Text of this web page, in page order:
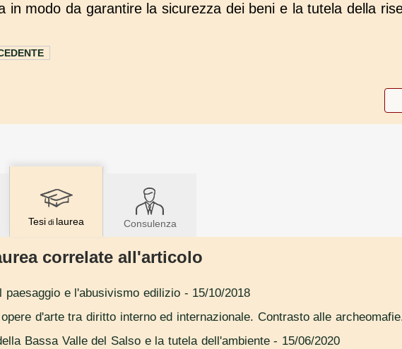
in modo da garantire la sicurezza dei beni e la tutela della
Tesi di laurea Consulenza
correlate all'articolo
paesaggio e l'abusivismo edilizio - 15/10/2018
d'arte tra diritto interno ed internazionale. Contrasto alle
Bassa Valle del Salso e la tutela dell'ambiente- 15/06/2020